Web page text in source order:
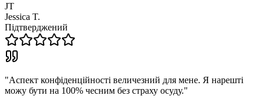
JT
Jessica T.
Підтверджений
"Аспект конфіденційності величезний для мене. Я нарешті
можу бути на 100% чесним без страху осуду."